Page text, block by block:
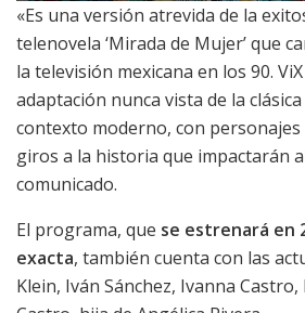
«Es una versión atrevida de la
telenovela ‘Mirada de Mujer’ que
la televisión mexicana en los 90.
adaptación nunca vista de la
contexto moderno, con
giros a la historia que impactarán
comunicado.
El programa, que se estrenará en
exacta, también cuenta con las
Klein, Iván Sánchez, Ivanna